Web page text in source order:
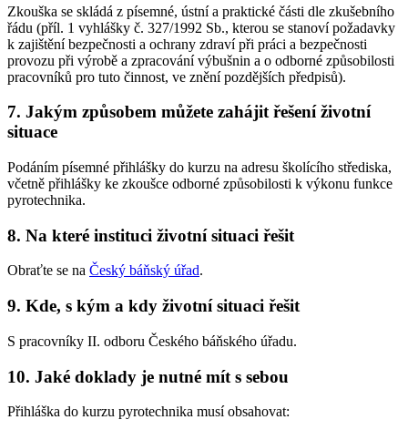
Zkouška se skládá z písemné, ústní a praktické části dle zkušebního
řádu (příl. 1 vyhlášky č. 327/1992 Sb., kterou se stanoví požadavky
k zajištění bezpečnosti a ochrany zdraví při práci a bezpečnosti
provozu při výrobě a zpracování výbušnin a o odborné způsobilosti
pracovníků pro tuto činnost, ve znění pozdějších předpisů).
7. Jakým způsobem můžete zahájit řešení životní
situace
Podáním písemné přihlášky do kurzu na adresu školícího střediska,
včetně přihlášky ke zkoušce odborné způsobilosti k výkonu funkce
pyrotechnika.
8. Na které instituci životní situaci řešit
Obraťte se na Český báňský úřad.
9. Kde, s kým a kdy životní situaci řešit
S pracovníky II. odboru Českého báňského úřadu.
10. Jaké doklady je nutné mít s sebou
Přihláška do kurzu pyrotechnika musí obsahovat: